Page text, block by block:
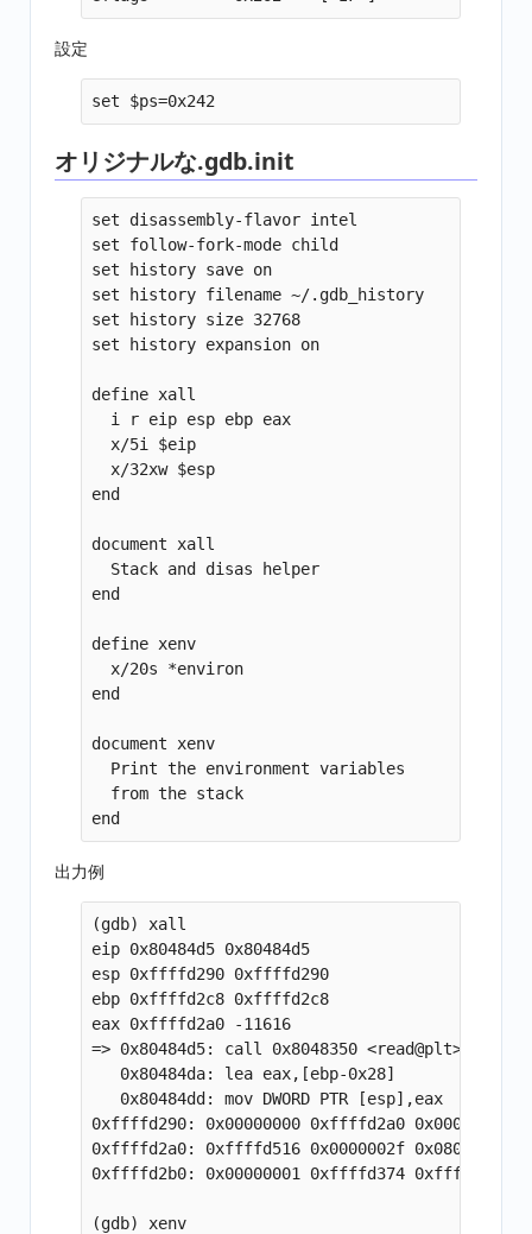
設定
オリジナルな.gdb.init
set disassembly-flavor intel
set follow-fork-mode child
set history save on
set history filename ~/.gdb_history
set history size 32768
set history expansion on
define xall
  i r eip esp ebp eax
  x/5i $eip
  x/32xw $esp
end
document xall
  Stack and disas helper
end
define xenv
  x/20s *environ
end
document xenv
  Print the environment variables
  from the stack
出力例
(gdb) xall
eip 0x80484d5 0x80484d5
esp 0xffffd290 0xffffd290
ebp 0xffffd2c8 0xffffd2c8
eax 0xffffd2a0 -11616
=> 0x80484d5: call 0x8048350 <read@plt>
   0x80484da: lea eax,[ebp-0x28]
   0x80484dd: mov DWORD PTR [esp],eax
0xffffd290: 0x00000000 0xffffd2a0 0x00000032
0xffffd2a0: 0xffffd516 0x0000002f 0x0804a000
0xffffd2b0: 0x00000001 0xffffd374 0xffffd37c
(gdb) xenv